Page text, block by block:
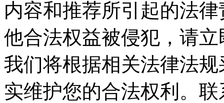
内容和推荐所引起的法
他合法权益被侵犯，请
我们将根据相关法律法
实维护您的合法权利。